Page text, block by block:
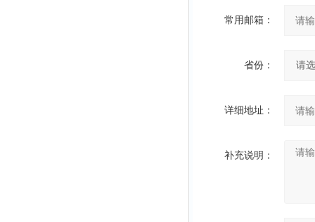
常用邮箱：
省份：
详细地址：
补充说明：